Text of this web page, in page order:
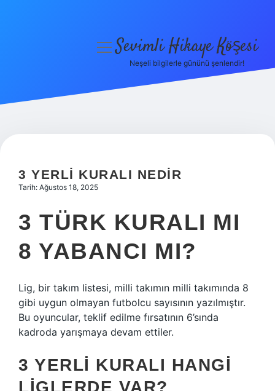
Hakkımızda
menüyüSevimli Hikaye Köşesi
Neşeli bilgilerle gününü şenlendir!
3 YERLI KURALI NEDIR
Tarih: Ağustos 18, 2025
3 TÜRK KURALI MI
8 YABANCI MI?
Lig, bir takım listesi, milli takımın milli takımında 8
gibi uygun olmayan futbolcu sayısının yazılmıştır.
Bu oyuncular, teklif edilme fırsatının 6’sında
kadroda yarışmaya devam ettiler.
3 YERLI KURALI HANGI
LIGLERDE VAR?